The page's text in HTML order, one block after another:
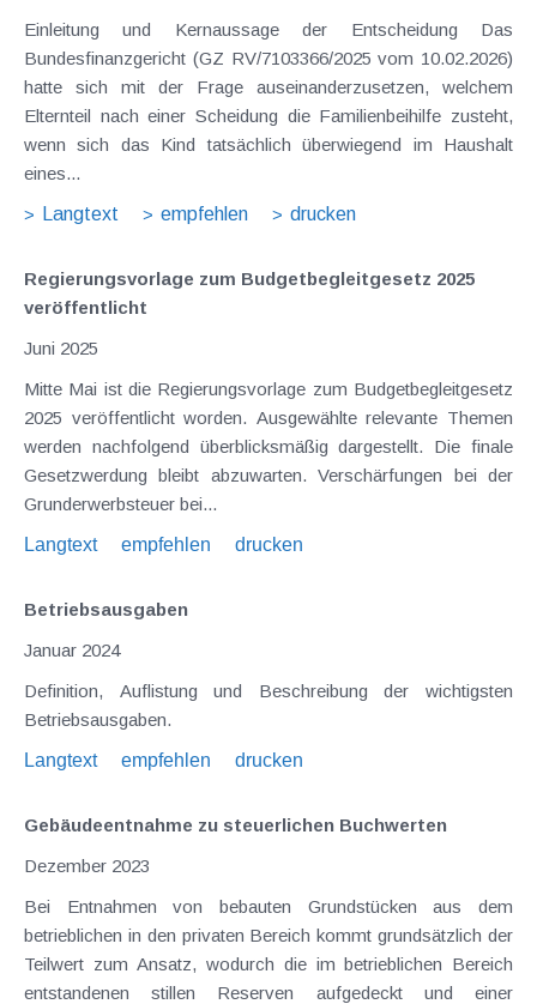
Einleitung und Kernaussage der Entscheidung Das
Bundesfinanzgericht (GZ RV/7103366/2025 vom 10.02.2026)
hatte sich mit der Frage auseinanderzusetzen, welchem
Elternteil nach einer Scheidung die Familienbeihilfe zusteht,
wenn sich das Kind tatsächlich überwiegend im Haushalt
eines...
Langtext
empfehlen drucken
Regierungsvorlage zum Budgetbegleitgesetz 2025
veröffentlicht
Juni 2025
Mitte Mai ist die Regierungsvorlage zum Budgetbegleitgesetz
2025 veröffentlicht worden. Ausgewählte relevante Themen
werden nachfolgend überblicksmäßig dargestellt. Die finale
Gesetzwerdung bleibt abzuwarten. Verschärfungen bei der
Grunderwerbsteuer bei...
Langtext
empfehlen drucken
Betriebsausgaben
Januar 2024
Definition, Auflistung und Beschreibung der wichtigsten
Betriebsausgaben.
Langtext
empfehlen drucken
Gebäudeentnahme zu steuerlichen Buchwerten
Dezember 2023
Bei Entnahmen von bebauten Grundstücken aus dem
betrieblichen in den privaten Bereich kommt grundsätzlich der
Teilwert zum Ansatz, wodurch die im betrieblichen Bereich
entstandenen stillen Reserven aufgedeckt und einer